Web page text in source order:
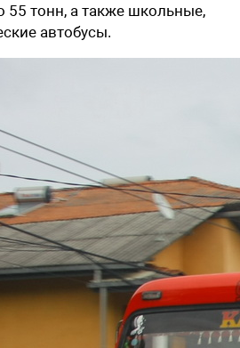
55 тонн, а также школьные,
автобусы.